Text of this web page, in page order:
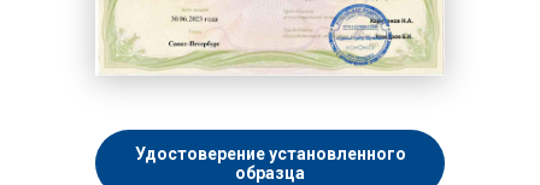
Удостоверение установленного
образца